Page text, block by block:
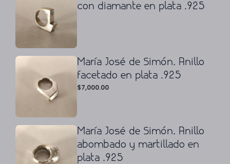
con diamante en plata .925
María José de Simón. Anillo
facetado en plata .925
$7,000.00
María José de Simón. Anillo
abombado y martillado en
plata .925